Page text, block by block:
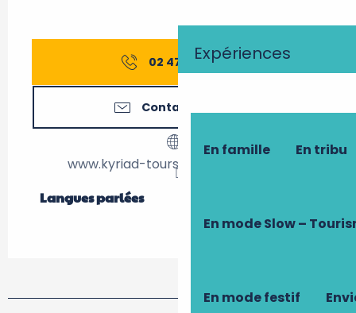
Expériences
En famille En tribu
En mode Slow –
En mode festif
02 47 53 60▒▒
Contactez-nous
www.kyriad-tours-joue-les-tours.fr
Langues parlées
Langues parlées